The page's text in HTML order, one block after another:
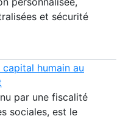
et sécurité
humain au
par une fiscalité
sociales, est le